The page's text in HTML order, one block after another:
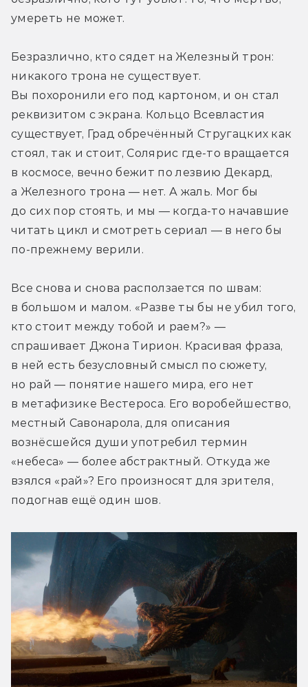
умереть не может.
Безразлично, кто сядет на Железный трон:
никакого трона не существует.
Вы похоронили его под картоном, и он стал
реквизитом с экрана. Кольцо Всевластия
существует, Град обречённый Стругацких как
стоял, так и стоит, Солярис где-то вращается
в космосе, вечно бежит по лезвию Декард,
а Железного трона — нет. А жаль. Мог бы
до сих пор стоять, и мы — когда-то начавшие
читать цикл и смотреть сериал — в него бы
по-прежнему верили.
Все снова и снова расползается по швам:
в большом и малом. «Разве ты бы не убил того,
кто стоит между тобой и раем?» —
спрашивает Джона Тирион. Красивая фраза,
в ней есть безусловный смысл по сюжету,
но рай — понятие нашего мира, его нет
в метафизике Вестероса. Его воробейшество,
местный Савонарола, для описания
вознёсшейся души употребил термин
«небеса» — более абстрактный. Откуда же
взялся «рай»? Его произносят для зрителя,
подогнав ещё один шов.